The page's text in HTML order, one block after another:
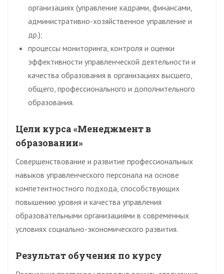
организациях (управление кадрами, финансами,
административно-хозяйственное управление и
др.);
процессы мониторинга, контроля и оценки
эффективности управленческой деятельности и
качества образования в организациях высшего,
общего, профессионального и дополнительного
образования.
Цели курса «Менеджмент в
образовании»
Совершенствование и развитие профессиональных
навыков управленческого персонала на основе
компетентностного подхода, способствующих
повышению уровня и качества управления
образовательными организациями в современных
условиях социально-экономического развития.
Результат обучения по курсу